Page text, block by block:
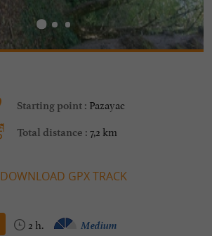
Starting point : Pazayac
Total distance : 7,2 km
DOWNLOAD GPX TRACK
2 h. Medium